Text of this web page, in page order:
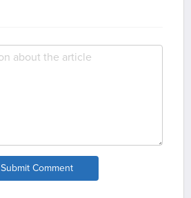
Submit Comment